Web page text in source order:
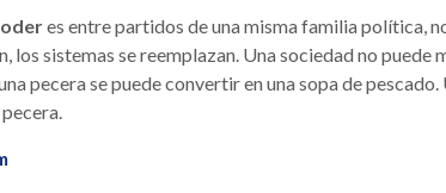
es entre partidos de una misma familia política,
los sistemas se reemplazan. Una sociedad no puede
pecera se puede convertir en una sopa de pescado.